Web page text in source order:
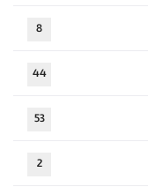
8
44
53
2